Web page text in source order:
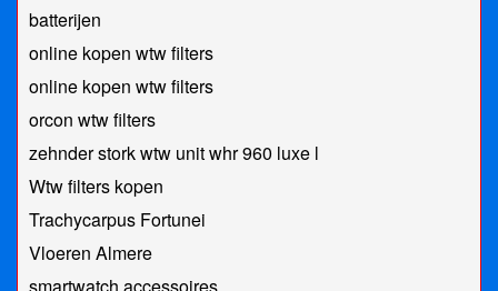
batterijen
online kopen wtw filters
online kopen wtw filters
orcon wtw filters
zehnder stork wtw unit whr 960 luxe l
Wtw filters kopen
Trachycarpus Fortunei
Vloeren Almere
smartwatch accessoires